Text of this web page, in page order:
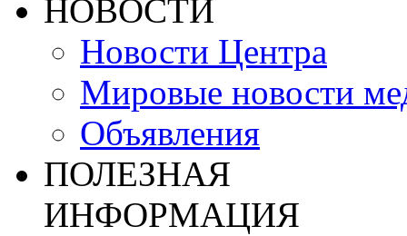
НОВОСТИ
Новости Центра
Мировые новости
Объявления
ПОЛЕЗНАЯ
ИНФОРМАЦИЯ